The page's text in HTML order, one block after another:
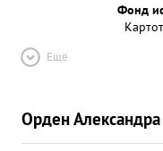
Фонд
Ещё
Орден